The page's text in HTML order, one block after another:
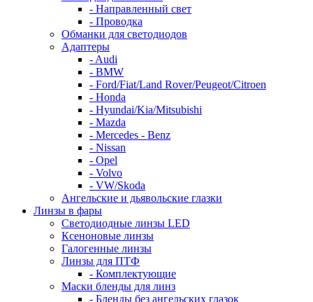
- Направленный свет
- Проводка
Обманки для светодиодов
Адаптеры
- Audi
- BMW
- Ford/Fiat/Land Rover/Peugeot/Citroen
- Honda
- Hyundai/Kia/Mitsubishi
- Mazda
- Mercedes - Benz
- Nissan
- Opel
- Volvo
- VW/Skoda
Ангельские и дьявольские глазки
Линзы в фары
Светодиодные линзы LED
Ксеноновые линзы
Галогенные линзы
Линзы для ПТФ
- Комплектующие
Маски бленды для линз
- Бленды без ангельских глазок